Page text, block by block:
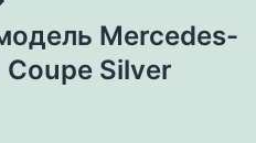
Mercedes-
Silver